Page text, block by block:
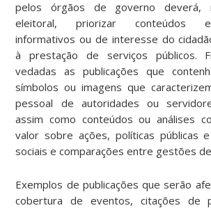
pelos órgãos de governo deverá,
eleitoral, priorizar conteúdos
informativos ou de interesse do
à prestação de serviços públicos.
vedadas as publicações que
símbolos ou imagens que
pessoal de autoridades ou
assim como conteúdos ou análises
valor sobre ações, políticas públicas
sociais e comparações entre gestões
Exemplos de publicações que serão
cobertura de eventos, citações de